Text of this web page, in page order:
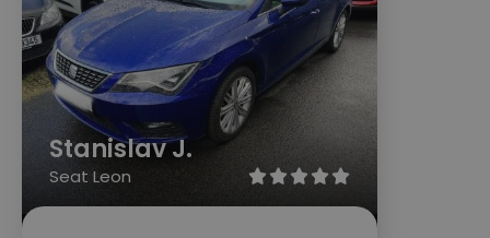

Stanislav J.
Seat Leon